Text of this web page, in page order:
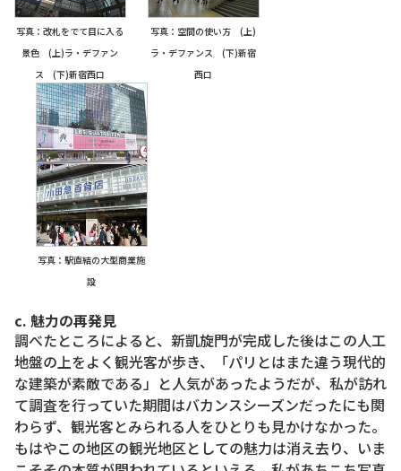
写真：改札をでて目に入る
景色 (上)ラ・デファン
ス (下)新宿西口
写真：空間の使い方 (上)
ラ・デファンス (下)新宿
西口
写真：駅直結の大型商業施
設
c. 魅力の再発見
調べたところによると、新凱旋門が完成した後はこの人工
地盤の上をよく観光客が歩き、「パリとはまた違う現代的
な建築が素敵である」と人気があったようだが、私が訪れ
て調査を行っていた期間はバカンスシーズンだったにも関
わらず、観光客とみられる人をひとりも見かけなかった。
もはやこの地区の観光地区としての魅力は消え去り、いま